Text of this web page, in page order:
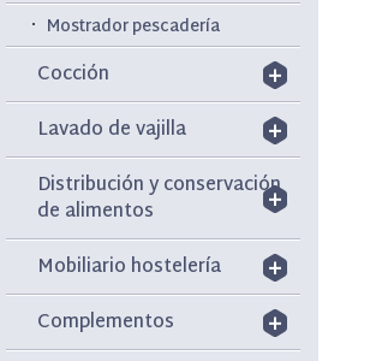
Mostrador pescadería
Cocción
Lavado de vajilla
Distribución y conservación
de alimentos
Mobiliario hostelería
Complementos